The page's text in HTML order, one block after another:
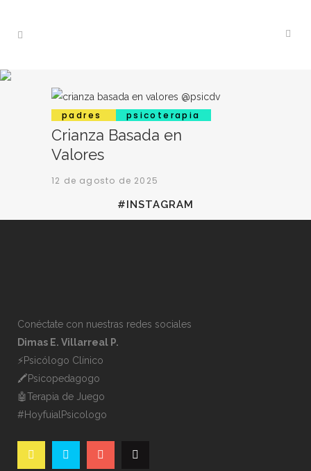
padres psicoterapia
Crianza Basada en
Valores
12 de agosto de 2025
#INSTAGRAM
Conéctate con nuestras redes sociales
Dimas E. Villarreal P.
⚡️Psicólogo Clínico
🖍Psicopedagogo
🤖Terapia de Juego
#HoyfuialPsicologo